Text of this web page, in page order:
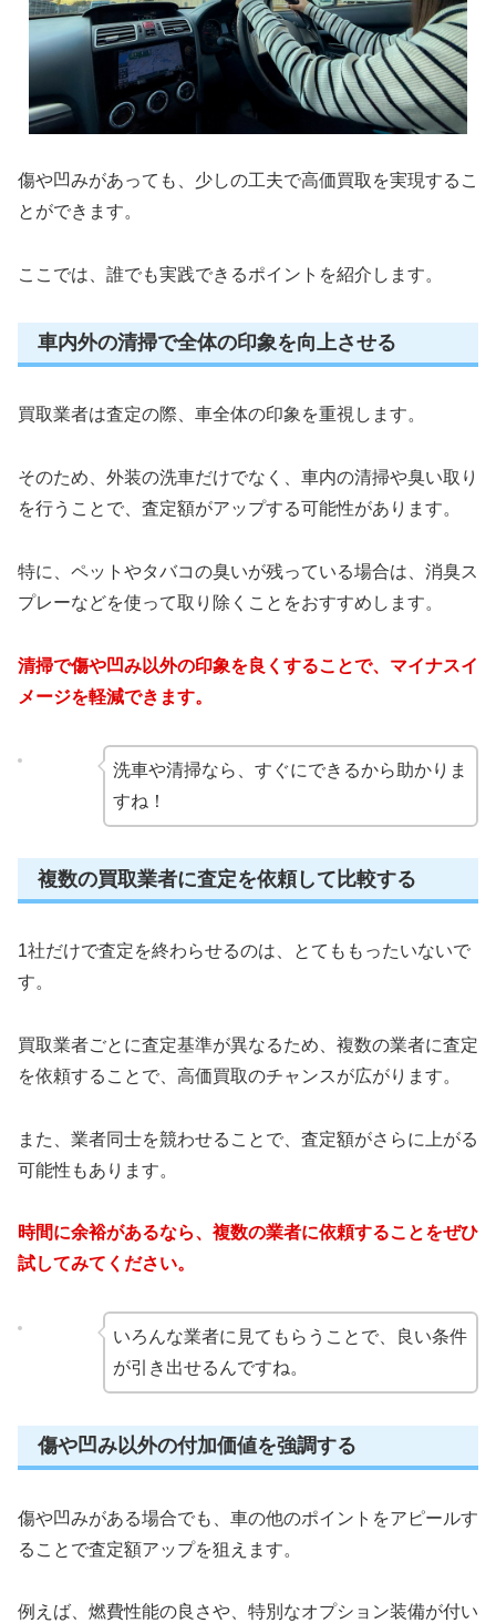
傷や凹みがあっても、少しの工夫で高価買取を実現するこ
とができます。
ここでは、誰でも実践できるポイントを紹介します。
車内外の清掃で全体の印象を向上させる
買取業者は査定の際、車全体の印象を重視します。
そのため、外装の洗車だけでなく、車内の清掃や臭い取り
を行うことで、査定額がアップする可能性があります。
特に、ペットやタバコの臭いが残っている場合は、消臭ス
プレーなどを使って取り除くことをおすすめします。
清掃で傷や凹み以外の印象を良くすることで、マイナスイ
メージを軽減できます。
洗車や清掃なら、すぐにできるから助かりま
すね！
複数の買取業者に査定を依頼して比較する
1社だけで査定を終わらせるのは、とてももったいないで
す。
買取業者ごとに査定基準が異なるため、複数の業者に査定
を依頼することで、高価買取のチャンスが広がります。
また、業者同士を競わせることで、査定額がさらに上がる
可能性もあります。
時間に余裕があるなら、複数の業者に依頼することをぜひ
試してみてください。
いろんな業者に見てもらうことで、良い条件
が引き出せるんですね。
傷や凹み以外の付加価値を強調する
傷や凹みがある場合でも、車の他のポイントをアピールす
ることで査定額アップを狙えます。
例えば、燃費性能の良さや、特別なオプション装備が付い